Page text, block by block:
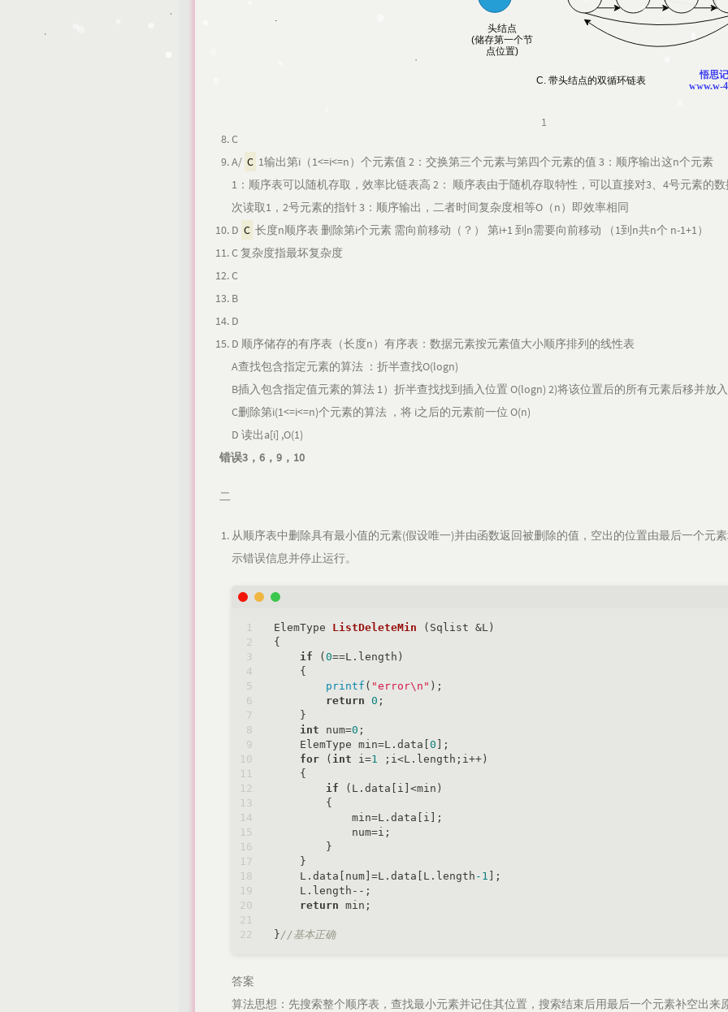
1
C
A/ C 1输出第i（1<=i<=n）个元素值 2：交换第三个元素与第四个元素的值 3：顺序输出这n个元素
1：顺序表可以随机存取，效率比链表高 2： 顺序表由于随机存取特性，可以直接对3、4号元素的
次读取1，2号元素的指针 3：顺序输出，二者时间复杂度相等O（n）即效率相同
D C 长度n顺序表 删除第i个元素 需向前移动（？） 第i+1 到n需要向前移动 （1到n共n个 n-1+1）
C 复杂度指最坏复杂度
C
B
D
D 顺序储存的有序表（长度n）有序表：数据元素按元素值大小顺序排列的线性表
A查找包含指定元素的算法 ：折半查找O(logn)
B插入包含指定值元素的算法 1）折半查找找到插入位置 O(logn) 2)将该位置后的所有元素后移并放
C删除第i(1<=i<=n)个元素的算法 ，将 i之后的元素前一位 O(n)
D 读出a[i] ,O(1)
错误3，6，9，10
二
从顺序表中删除具有最小值的元素(假设唯一)并由函数返回被删除的值，空出的位置由最后一个元
示错误信息并停止运行。
ElemType ListDeleteMin
(Sqlist &L)
{
if (0==L.length)
    {
printf ( "error\n" );
return 0 ;
    }
int num=0 ;
    ElemType min=L.data[
0 ];
for ( int i=1
;i<L.length;i++)
    {
if (L.data[i]<min)
        {
            min=L.data[i];
            num=i;
        }
    }
    L.data[num]=L.data[L.length
-1 ];
    L.length--;
return min;
} //基本正确
答案
算法思想：先搜索整个顺序表，查找最小元素并记住其位置，搜索结束后用最后一个元素补空出来